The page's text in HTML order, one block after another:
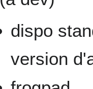
dispo
version